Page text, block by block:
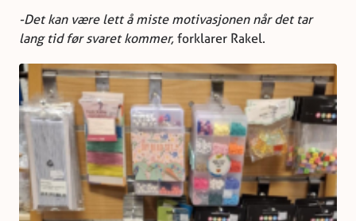
-Det kan være lett å miste motivasjonen når det tar
lang tid før svaret kommer,forklarer Rakel.